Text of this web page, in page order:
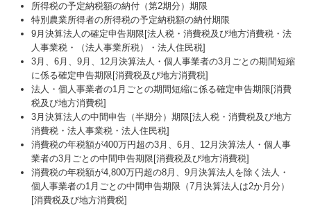
所得税の予定納税額の納付（第2期分）期限
特別農業所得者の所得税の予定納税額の納付期限
9月決算法人の確定申告期限[法人税・消費税及び地方消費税・法
人事業税・（法人事業所税）・法人住民税]
3月、6月、9月、12月決算法人・個人事業者の3月ごとの期間短縮
に係る確定申告期限[消費税及び地方消費税]
法人・個人事業者の1月ごとの期間短縮に係る確定申告期限[消費
税及び地方消費税]
3月決算法人の中間申告（半期分）期限[法人税・消費税及び地方
消費税・法人事業税・法人住民税]
消費税の年税額が400万円超の3月、6月、12月決算法人・個人事
業者の3月ごとの中間申告期限[消費税及び地方消費税]
消費税の年税額が4,800万円超の8月、9月決算法人を除く法人・
個人事業者の1月ごとの中間申告期限（7月決算法人は2か月分）
[消費税及び地方消費税]